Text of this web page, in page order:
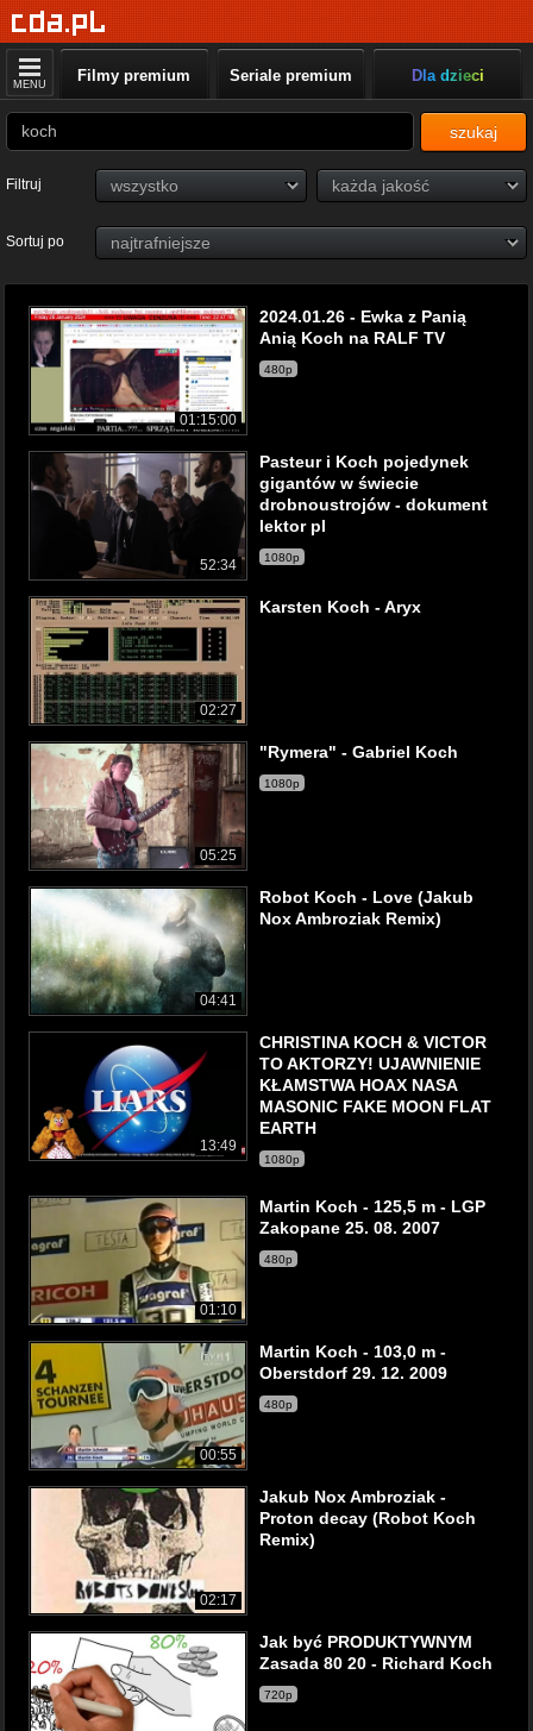
MENU Filmy premium Seriale premium Dla dzieci
szukaj
Filtruj
Sortuj po
01:15:00
2024.01.26 - Ewka z Panią
Anią Koch na RALF TV
480p
52:34
Pasteur i Koch pojedynek
gigantów w świecie
drobnoustrojów - dokument
lektor pl
1080p
02:27
Karsten Koch - Aryx
05:25
"Rymera" - Gabriel Koch
1080p
04:41
Robot Koch - Love (Jakub
Nox Ambroziak Remix)
13:49
CHRISTINA KOCH & VICTOR
TO AKTORZY! UJAWNIENIE
KŁAMSTWA HOAX NASA
MASONIC FAKE MOON FLAT
EARTH
1080p
01:10
Martin Koch - 125,5 m - LGP
Zakopane 25. 08. 2007
480p
00:55
Martin Koch - 103,0 m -
Oberstdorf 29. 12. 2009
480p
02:17
Jakub Nox Ambroziak -
Proton decay (Robot Koch
Remix)
Jak być PRODUKTYWNYM
Zasada 80 20 - Richard Koch
720p